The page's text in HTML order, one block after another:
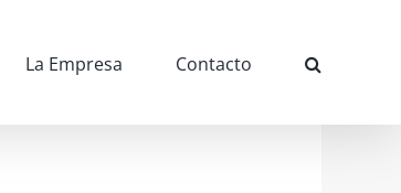
La Empresa Contacto